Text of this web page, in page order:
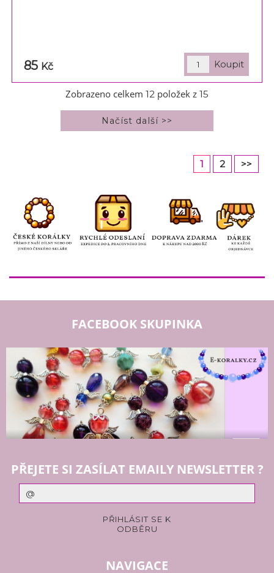
85 Kč
Zobrazeno celkem 12 položek z 15
1 2 >>
FACEBOOK SKUPINKA
PŘEJETE SI ZASÍLAT EMAILY NEWSLETTER ?
NAVIGACE